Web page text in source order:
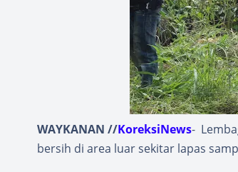
WAYKANAN //KoreksiNews-
bersih di area luar sekitar lapas